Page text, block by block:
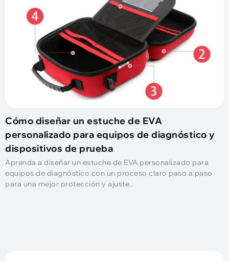
Cómo diseñar un estuche de EVA
personalizado para equipos de diagnóstico y
dispositivos de prueba
Aprenda a diseñar un estuche de EVA personalizado para
equipos de diagnóstico con un proceso claro paso a paso
para una mejor protección y ajuste..